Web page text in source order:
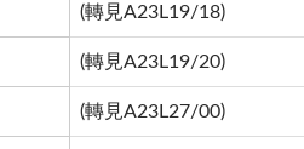
(轉見A23L19/18)
(轉見A23L19/20)
(轉見A23L27/00)